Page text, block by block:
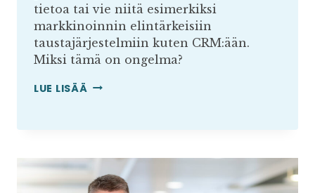
tietoa tai vie niitä esimerkiksi
markkinoinnin elintärkeisiin
taustajärjestelmiin kuten CRM:ään.
Miksi tämä on ongelma?
LUE LISÄÄ TAPAHTUMAT
MARKKINOINTIA